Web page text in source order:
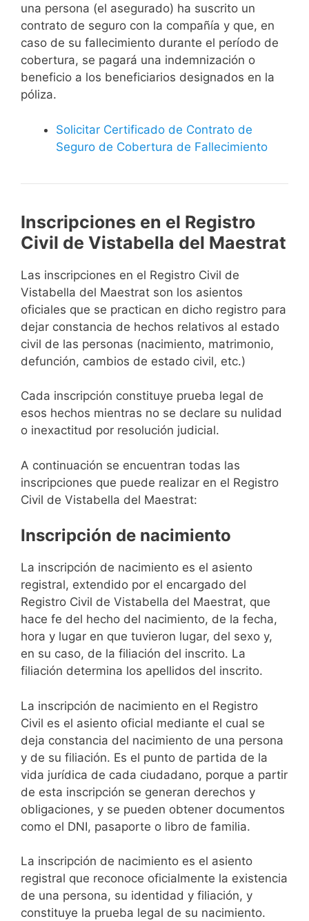
una persona (el asegurado) ha suscrito un
contrato de seguro con la compañía y que, en
caso de su fallecimiento durante el período de
cobertura, se pagará una indemnización o
beneficio a los beneficiarios designados en la
póliza.
Solicitar Certificado de Contrato de
Seguro de Cobertura de Fallecimiento
Inscripciones en el Registro
Civil de Vistabella del Maestrat
Las inscripciones en el Registro Civil de
Vistabella del Maestrat son los asientos
oficiales que se practican en dicho registro para
dejar constancia de hechos relativos al estado
civil de las personas (nacimiento, matrimonio,
defunción, cambios de estado civil, etc.)
Cada inscripción constituye prueba legal de
esos hechos mientras no se declare su nulidad
o inexactitud por resolución judicial.
A continuación se encuentran todas las
inscripciones que puede realizar en el Registro
Civil de Vistabella del Maestrat:
Inscripción de nacimiento
La inscripción de nacimiento es el asiento
registral, extendido por el encargado del
Registro Civil de Vistabella del Maestrat, que
hace fe del hecho del nacimiento, de la fecha,
hora y lugar en que tuvieron lugar, del sexo y,
en su caso, de la filiación del inscrito. La
filiación determina los apellidos del inscrito.
La inscripción de nacimiento en el Registro
Civil es el asiento oficial mediante el cual se
deja constancia del nacimiento de una persona
y de su filiación. Es el punto de partida de la
vida jurídica de cada ciudadano, porque a partir
de esta inscripción se generan derechos y
obligaciones, y se pueden obtener documentos
como el DNI, pasaporte o libro de familia.
La inscripción de nacimiento es el asiento
registral que reconoce oficialmente la existencia
de una persona, su identidad y filiación, y
constituye la prueba legal de su nacimiento.